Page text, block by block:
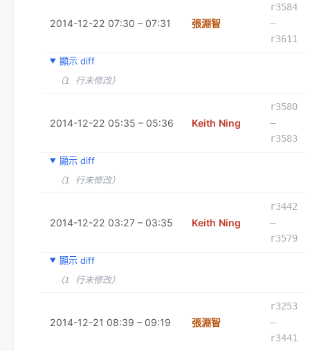
2014-12-22 07:30 – 07:31 張淵智
r3584
–
r3611
顯示 diff
（1 行未修改）
2014-12-22 05:35 – 05:36 Keith Ning
r3580
–
r3583
顯示 diff
（1 行未修改）
2014-12-22 03:27 – 03:35 Keith Ning
r3442
–
r3579
顯示 diff
（1 行未修改）
2014-12-21 08:39 – 09:19 張淵智
r3253
–
r3441